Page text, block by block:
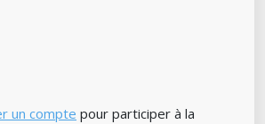
un compte pour participer à la